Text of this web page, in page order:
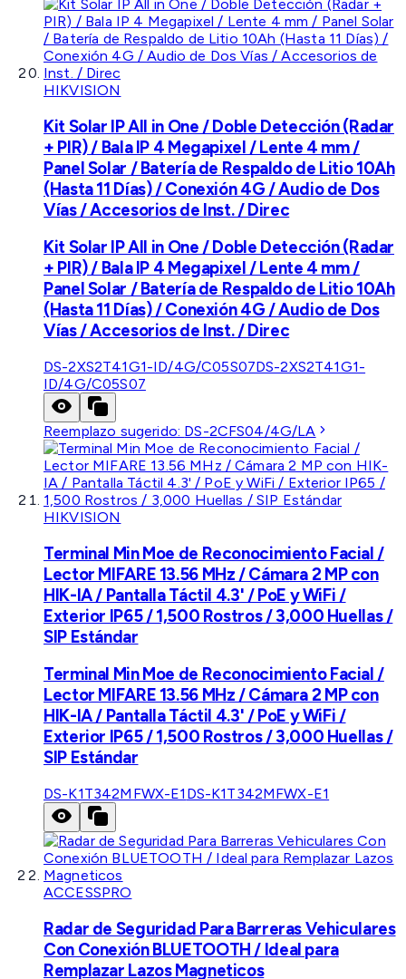
HIKVISION
Kit Solar IP All in One / Doble Detección (Radar
+ PIR) / Bala IP 4 Megapixel / Lente 4 mm /
Panel Solar / Batería de Respaldo de Litio 10Ah
(Hasta 11 Días) / Conexión 4G / Audio de Dos
Vías / Accesorios de Inst. / Direc
Kit Solar IP All in One / Doble Detección (Radar
+ PIR) / Bala IP 4 Megapixel / Lente 4 mm /
Panel Solar / Batería de Respaldo de Litio 10Ah
(Hasta 11 Días) / Conexión 4G / Audio de Dos
Vías / Accesorios de Inst. / Direc
DS-2XS2T41G1-ID/4G/C05S07DS-2XS2T41G1-
ID/4G/C05S07
Reemplazo sugerido: DS-2CFS04/4G/LA
HIKVISION
Terminal Min Moe de Reconocimiento Facial /
Lector MIFARE 13.56 MHz / Cámara 2 MP con
HIK-IA / Pantalla Táctil 4.3' / PoE y WiFi /
Exterior IP65 / 1,500 Rostros / 3,000 Huellas /
SIP Estándar
Terminal Min Moe de Reconocimiento Facial /
Lector MIFARE 13.56 MHz / Cámara 2 MP con
HIK-IA / Pantalla Táctil 4.3' / PoE y WiFi /
Exterior IP65 / 1,500 Rostros / 3,000 Huellas /
SIP Estándar
DS-K1T342MFWX-E1 DS-K1T342MFWX-E1
ACCESSPRO
Radar de Seguridad Para Barreras Vehiculares
Con Conexión BLUETOOTH / Ideal para
Remplazar Lazos Magneticos